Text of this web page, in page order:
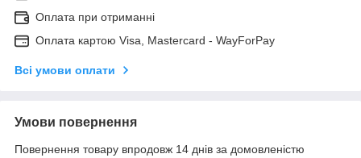
Оплата при отриманні
Оплата картою Visa, Mastercard - WayForPay
Всі умови оплати
Умови повернення
Повернення товару впродовж 14 днів за домовленістю